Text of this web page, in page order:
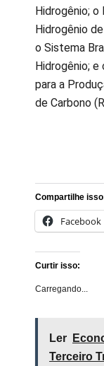
Hidrogênio;
Hidrogênio
o Sistema
Hidrogênio;
para a
de Carbono
Compartilhe
Facebook
Curtir isso:
Carregando...
Ler
Terceiro